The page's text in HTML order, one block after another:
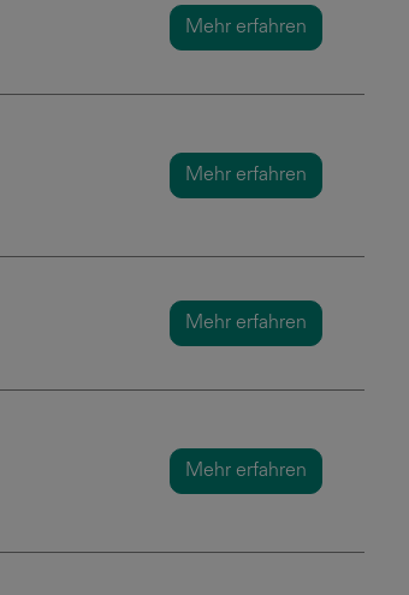
Mehr erfahren
Mehr erfahren
Mehr erfahren
Mehr erfahren